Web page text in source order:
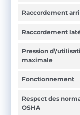
Raccordement
Raccordement
Pression
maximale
Fonctionnement
Respect des
OSHA